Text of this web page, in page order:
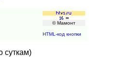
© Мамонт
HTML-код кнопки
суткам)